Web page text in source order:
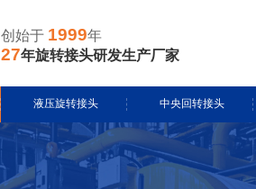
创始于 1999年
27年旋转接头研发生产厂家
液压旋转接头
风电液压滑环
中央回转接头
挖掘机旋转接头